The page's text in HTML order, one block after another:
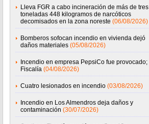
Lleva FGR a cabo incineración de más de tres
toneladas 448 kilogramos de narcóticos
decomisados en la zona noreste (06/08/2026)
Bomberos sofocan incendio en vivienda dejó
daños materiales (05/08/2026)
Incendio en empresa PepsiCo fue provocado;
Fiscalía (04/08/2026)
Cuatro lesionados en incendio (03/08/2026)
Incendio en Los Almendros deja daños y
contaminación (30/07/2026)